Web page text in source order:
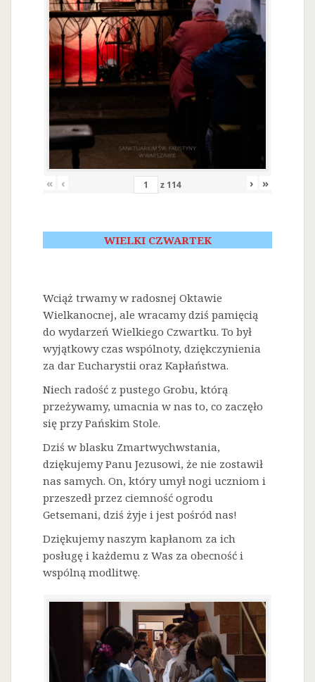
« ‹ z 114 › »
WIELKI CZWARTEK
Wciąż trwamy w radosnej Oktawie
Wielkanocnej, ale wracamy dziś pamięcią
do wydarzeń Wielkiego Czwartku. To był
wyjątkowy czas wspólnoty, dziękczynienia
za dar Eucharystii oraz Kapłaństwa.
Niech radość z pustego Grobu, którą
przeżywamy, umacnia w nas to, co zaczęło
się przy Pańskim Stole.
Dziś w blasku Zmartwychwstania,
dziękujemy Panu Jezusowi, że nie zostawił
nas samych. On, który umył nogi uczniom i
przeszedł przez ciemność ogrodu
Getsemani, dziś żyje i jest pośród nas!
Dziękujemy naszym kapłanom za ich
posługę i każdemu z Was za obecność i
wspólną modlitwę.